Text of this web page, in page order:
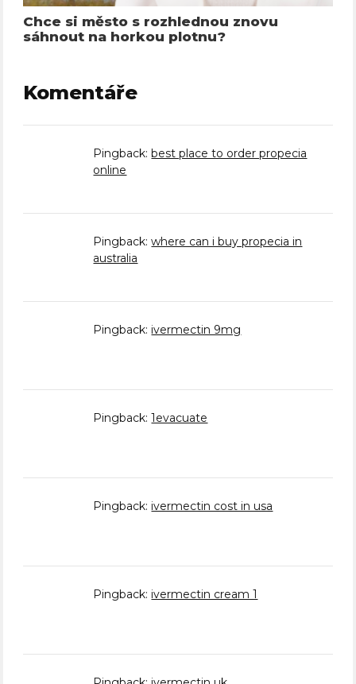
Chce si město s rozhlednou znovu
sáhnout na horkou plotnu?
Komentáře
Pingback: best place to order propecia
online
Pingback:where can i buy propecia in
australia
Pingback: ivermectin 9mg
Pingback:1evacuate
Pingback: ivermectin cost in usa
Pingback: ivermectin cream 1